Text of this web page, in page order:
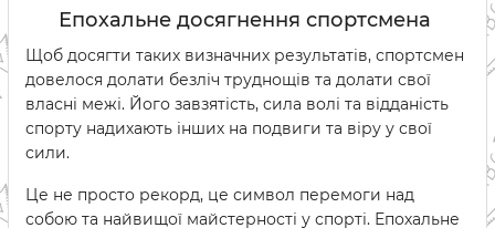
Епохальне досягнення спортсмена
Щоб досягти таких визначних результатів, спортсмен
довелося долати безліч труднощів та долати свої
власні межі. Його завзятість, сила волі та відданість
спорту надихають інших на подвиги та віру у свої
сили.
Це не просто рекорд, це символ перемоги над
собою та найвищої майстерності у спорті. Епохальне